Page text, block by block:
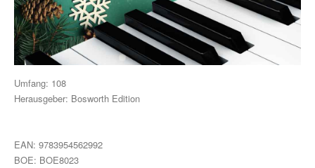
Beat It!
Melodie, Text & Akkorde
Klavier
Umfang: 108
Herausgeber: Bosworth Edition
EAN: 9783954562992
BOE: BOE8023